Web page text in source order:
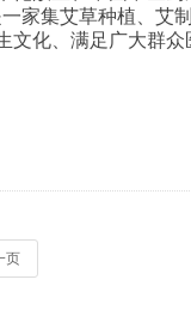
家集艾草种植、艾
文化、满足广大群
指定生产单位，目
页